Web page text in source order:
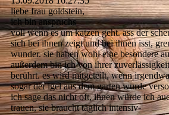
liebe frau goldstein,
ich bin anspruchs
voll wenn es um katzen geht. ass der
sich bei ihnen zeigt und bei ihnen isst,
wunder. sie haben wohl eine besondere
außerdem bin ich von ihrer
berührt. es wird mitgeteilt, wenn
sogar der igel aus dem garten wurde
ich sage das nicht oft, ihnen würde ich
trauen, sie braucht täglich intensiv-